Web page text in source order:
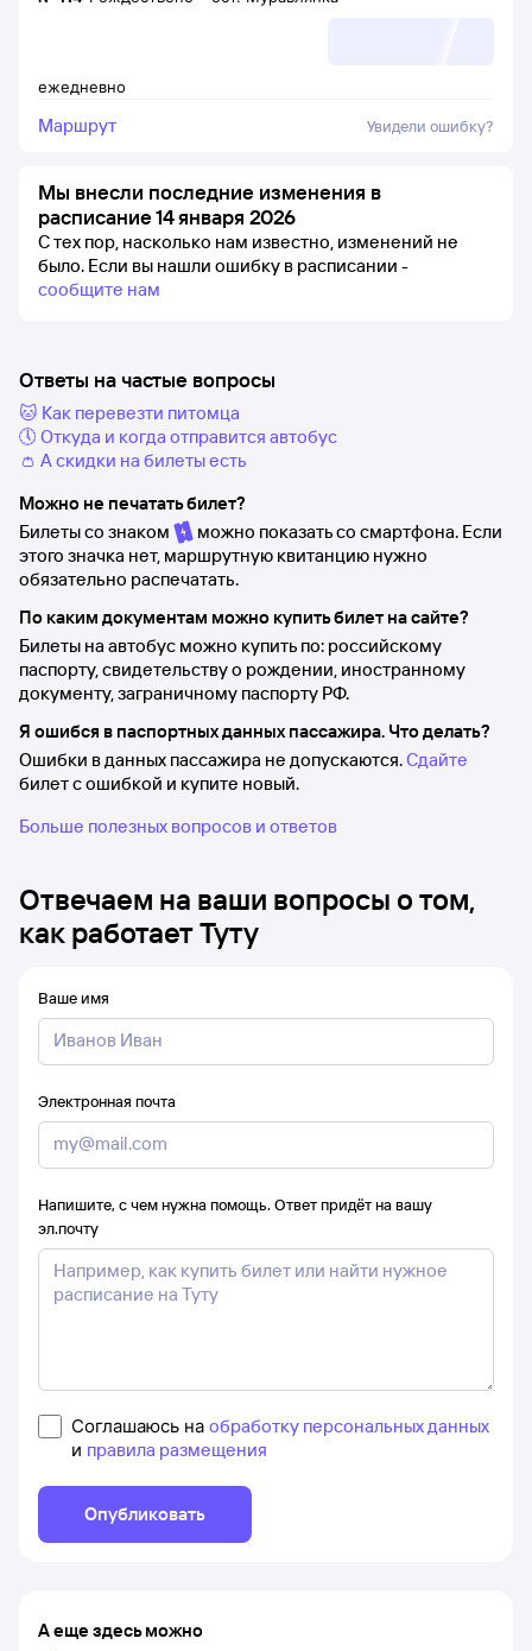
ежедневно
Маршрут Увидели ошибку?
Мы внесли последние изменения в
расписание 14 января 2026
С тех пор, насколько нам известно, изменений не
было. Если вы нашли ошибку в расписании -
сообщите нам
Ответы на частые вопросы
🐱 Как перевезти питомца
🕔 Откуда и когда отправится автобус
👛 А скидки на билеты есть
Можно не печатать билет?
Билеты со знаком
можно показать со смартфона. Если
этого значка нет, маршрутную квитанцию нужно
обязательно распечатать.
По каким документам можно купить билет на сайте?
Билеты на автобус можно купить по: российскому
паспорту, свидетельству о рождении, иностранному
документу, заграничному паспорту РФ.
Я ошибся в паспортных данных пассажира. Что делать?
Ошибки в данных пассажира не допускаются.Сдайте
билет с ошибкой и купите новый.
Больше полезных вопросов и ответов
Отвечаем на ваши вопросы о том,
как работает Туту
Ваше имя
Электронная почта
Напишите, с чем нужна помощь. Ответ придёт на вашу
эл.почту
Соглашаюсь на обработку персональных данных
и правила размещения
Опубликовать
А еще здесь можно